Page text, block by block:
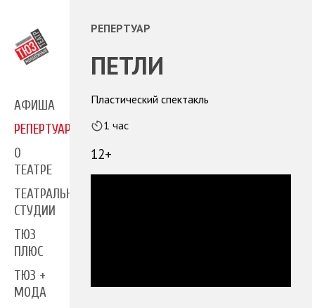
АФИША
РЕПЕРТУАР
О
ТЕАТРЕ
ТЕАТРАЛЬНЫЕ
СТУДИИ
ТЮЗ
ПЛЮС
ТЮЗ +
МОДА
РЕПЕРТУАР
ПЕТЛИ
Пластический спектакль
1 час
12+